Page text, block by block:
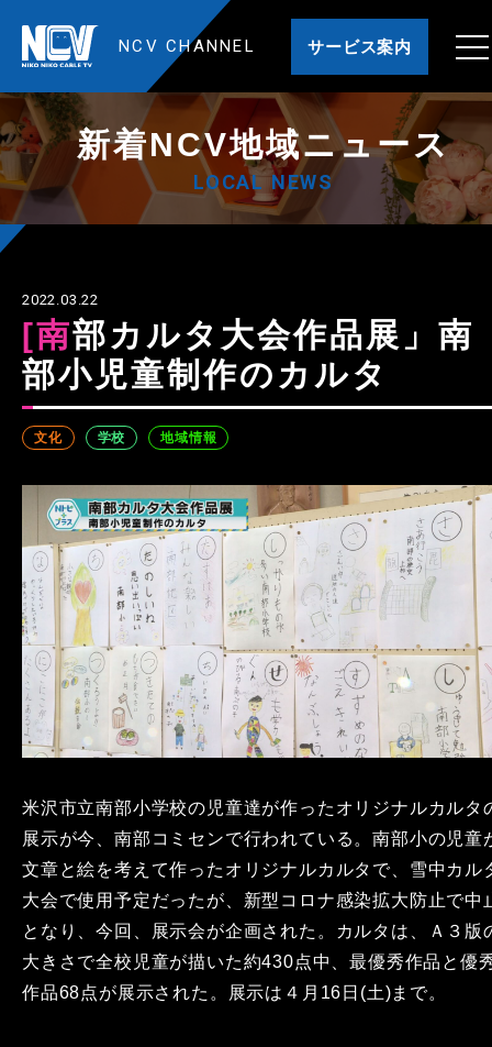
NCV CHANNEL サービス案内
新着NCV地域ニュース
LOCAL NEWS
2022.03.22
[南部カルタ大会作品展」南
部小児童制作のカルタ
文化 学校 地域情報
米沢市立南部小学校の児童達が作ったオリジナルカルタ
展示が今、南部コミセンで行われている。南部小の児童
文章と絵を考えて作ったオリジナルカルタで、雪中カル
大会で使用予定だったが、新型コロナ感染拡大防止で中
となり、今回、展示会が企画された。カルタは、Ａ３版
大きさで全校児童が描いた約430点中、最優秀作品と優
作品68点が展示された。展示は４月16日(土)まで。